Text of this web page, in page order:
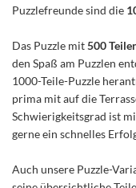
Puzzlefreunde sind die
Das Puzzle mit500
den Spaß am Puzzlen
1000-Teile-Puzzle
prima mit auf die
Schwierigkeitsgrad ist
gerne ein schnelles
Auch unsere Puzzle-